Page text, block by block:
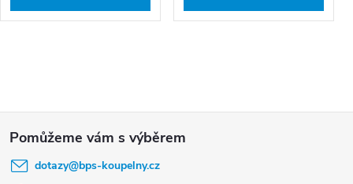
dotazy@bps-koupelny.cz